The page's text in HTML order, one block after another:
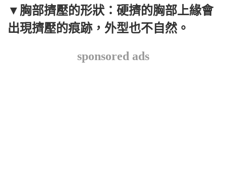
▼胸部擠壓的形狀：硬擠的胸部上緣會
出現擠壓的痕跡，外型也不自然。
sponsored ads